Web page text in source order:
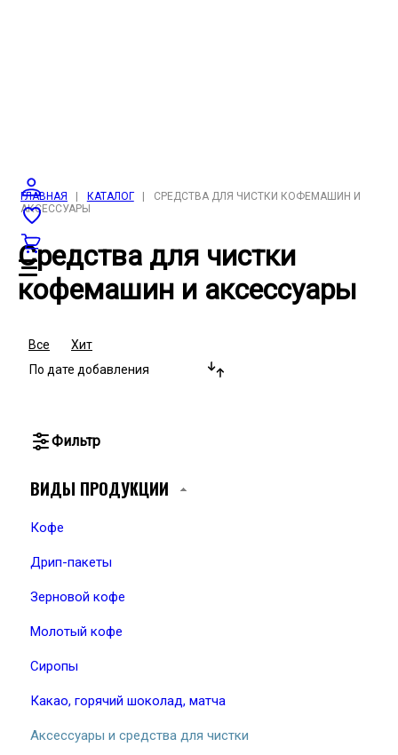
ГЛАВНАЯ КАТАЛОГ
СРЕДСТВА ДЛЯ ЧИСТКИ КОФЕМАШИН И
АКСЕССУАРЫ
Средства для чистки
кофемашин и аксессуары
Все Хит
Фильтр
ВИДЫ ПРОДУКЦИИ
Кофе
Дрип-пакеты
Зерновой кофе
Молотый кофе
Сиропы
Какао, горячий шоколад, матча
Аксессуары и средства для чистки
По дате добавления